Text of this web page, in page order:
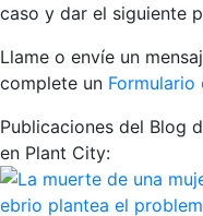
caso y dar el siguiente
Llame o envíe un
complete un Formulario
Publicaciones del Blog
en Plant City: